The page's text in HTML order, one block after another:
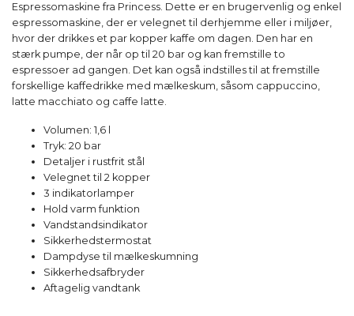
Espressomaskine fra Princess. Dette er en brugervenlig og enkel
espressomaskine, der er velegnet til derhjemme eller i miljøer,
hvor der drikkes et par kopper kaffe om dagen. Den har en
stærk pumpe, der når op til 20 bar og kan fremstille to
espressoer ad gangen. Det kan også indstilles til at fremstille
forskellige kaffedrikke med mælkeskum, såsom cappuccino,
latte macchiato og caffe latte.
Volumen: 1,6 l
Tryk: 20 bar
Detaljer i rustfrit stål
Velegnet til 2 kopper
3 indikatorlamper
Hold varm funktion
Vandstandsindikator
Sikkerhedstermostat
Dampdyse til mælkeskumning
Sikkerhedsafbryder
Aftagelig vandtank